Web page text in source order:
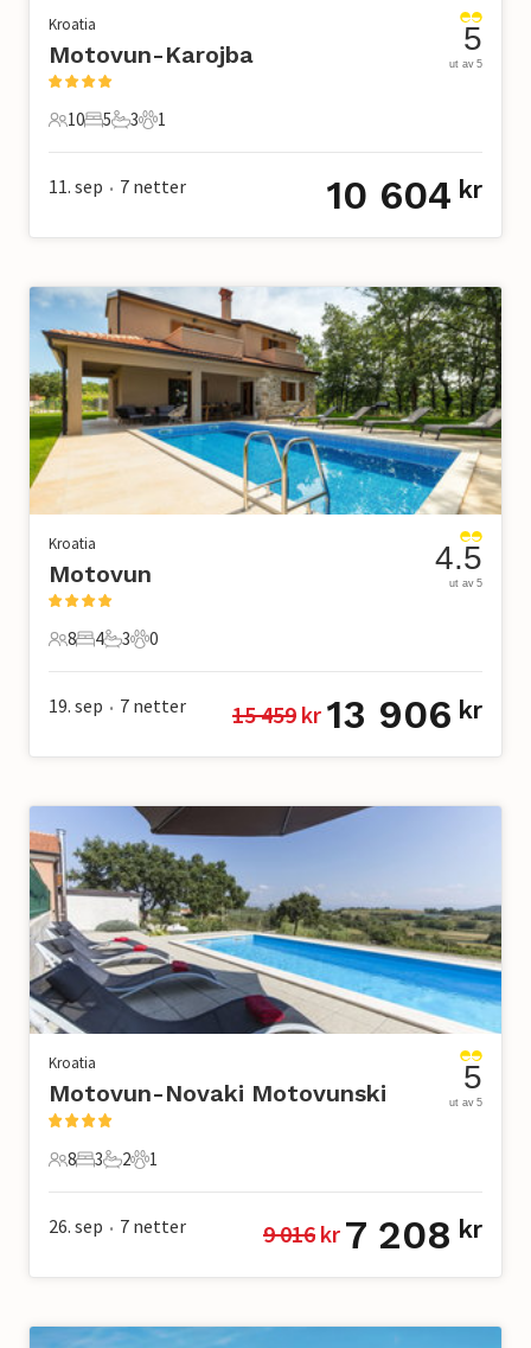
Kroatia
Motovun-Karojba
10 Gjester
10
5 Soverom
5
3 Bad
3
1 Kjæledyr
1
5
ut av 5
11. sep • 7 netter 10 604 kr
Kroatia
Motovun
8 Gjester
8
4 Soverom
4
3 Bad
3
0 Kjæledyr
0
4.5
ut av 5
19. sep • 7 netter 15 459 kr 13 906 kr
Kroatia
Motovun-Novaki Motovunski
8 Gjester
8
3 Soverom
3
2 Bad
2
1 Kjæledyr
1
5
ut av 5
26. sep • 7 netter 9 016 kr 7 208 kr